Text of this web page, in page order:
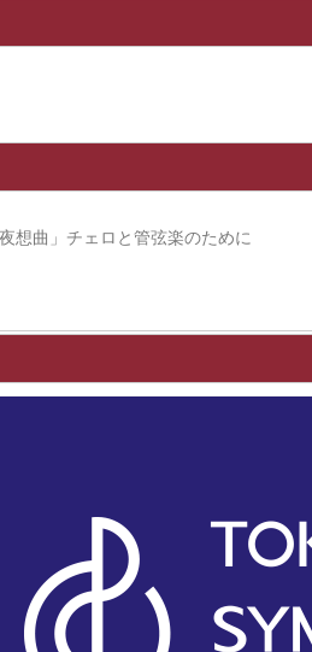
想曲」チェロと管弦楽のために